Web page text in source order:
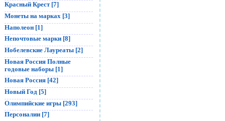
Красный Крест [7]
Монеты на марках [3]
Наполеон [1]
Непочтовые марки [8]
Нобелевские Лауреаты [2]
Новая Россия Полные
годовые наборы [1]
Новая Россия [42]
Новый Год [5]
Олимпийские игры [293]
Персоналии [7]